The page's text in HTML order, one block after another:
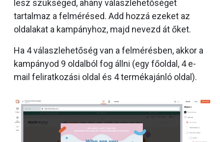
lesz szükséged, ahány válaszlehetőséget
tartalmaz a felmérésed. Add hozzá ezeket az
oldalakat a kampányhoz, majd nevezd át őket.
Ha 4 válaszlehetőség van a felmérésben, akkor a
kampányod 9 oldalból fog állni (egy főoldal, 4 e-
mail feliratkozási oldal és 4 termékajánló oldal).